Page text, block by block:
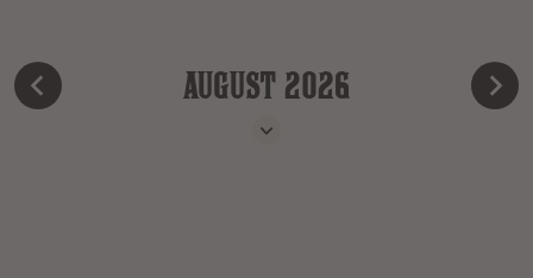
AUGUST 2026